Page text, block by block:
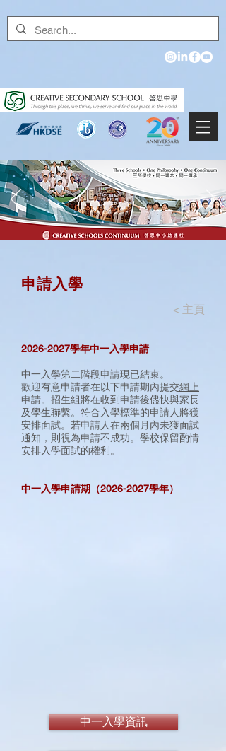
申請入學
< 主頁
2026-2027學年中一入學申請
中一入學第二階段申請現已結束。
歡迎有意申請者在以下申請期內提交網上
申請。招生組將在收到申請後儘快與家長
及學生聯繫。符合入學標準的申請人將獲
安排面試。若申請人在兩個月內未獲面試
通知，則視為申請不成功。學校保留酌情
安排入學面試的權利。
中一入學申請期（2026-2027學年）
中一入學資訊